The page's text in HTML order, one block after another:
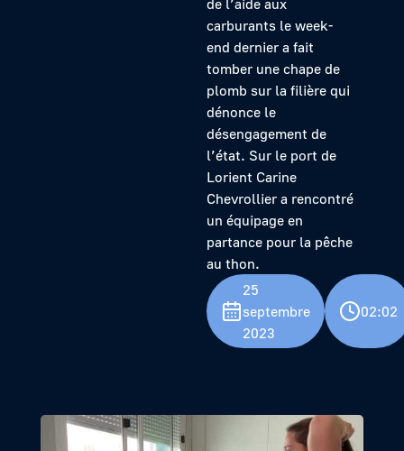
de l’aide aux
carburants le week-
end dernier a fait
tomber une chape de
plomb sur la filière qui
dénonce le
désengagement de
l’état. Sur le port de
Lorient Carine
Chevrollier a rencontré
un équipage en
partance pour la pêche
au thon.
25
septembre
2023
02:02